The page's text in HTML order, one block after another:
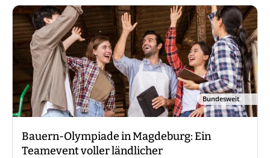
Bundesweit
Bauern-Olympiade in Magdeburg: Ein
Teamevent voller ländlicher